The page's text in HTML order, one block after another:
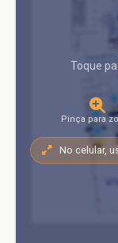
Toque
Pinça para
No celular,